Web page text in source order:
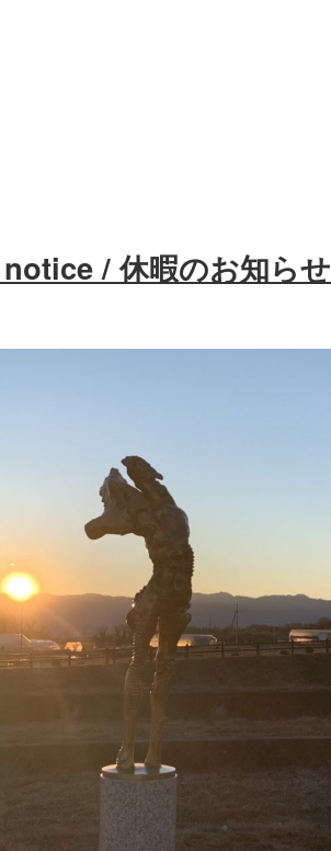
/ 休暇のお知らせ